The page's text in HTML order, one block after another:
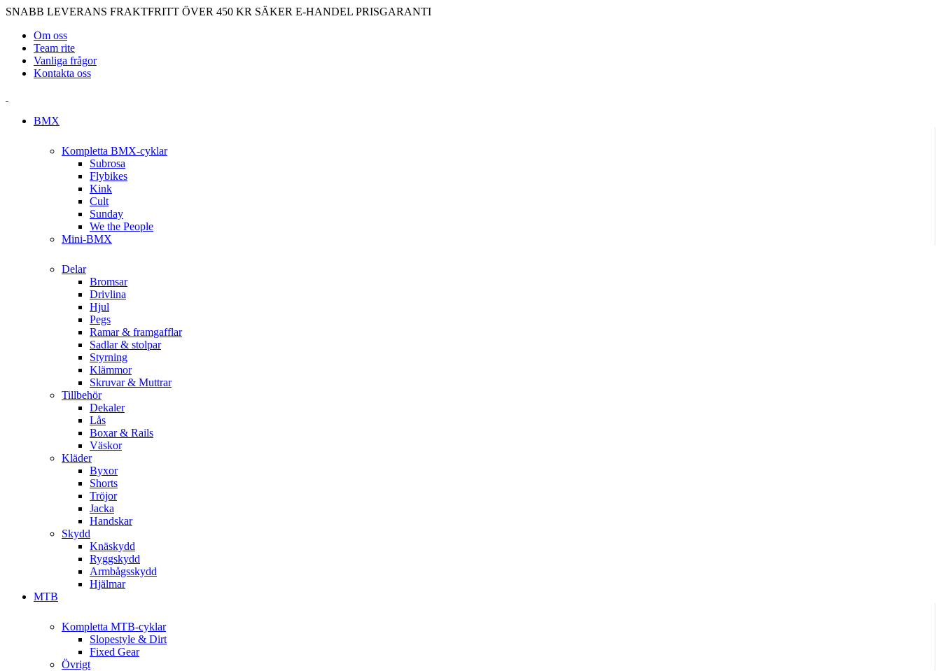
SNABB LEVERANS FRAKTFRITT ÖVER 450 KR SÄKER E-HANDEL PRISGARANTI
Om oss
Team rite
Vanliga frågor
Kontakta oss
BMX
Kompletta BMX-cyklar
Subrosa
Flybikes
Kink
Cult
Sunday
We the People
Mini-BMX
Delar
Bromsar
Drivlina
Hjul
Pegs
Ramar & framgafflar
Sadlar & stolpar
Styrning
Klämmor
Skruvar & Muttrar
Tillbehör
Dekaler
Lås
Boxar & Rails
Väskor
Kläder
Byxor
Shorts
Tröjor
Jacka
Handskar
Skydd
Knäskydd
Ryggskydd
Armbågsskydd
Hjälmar
MTB
Kompletta MTB-cyklar
Slopestyle & Dirt
Fixed Gear
Övrigt